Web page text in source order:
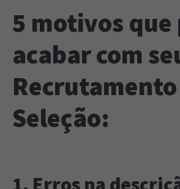
5 motivos que
acabar com
Recrutamento
Seleção: